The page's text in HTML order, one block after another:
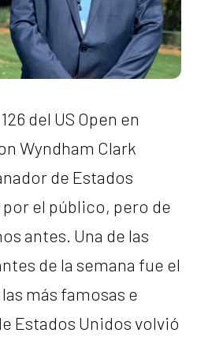
del US Open en
Wyndham Clark
de Estados
el público, pero de
antes. Una de las
de la semana fue el
más famosas e
Estados Unidos volvió